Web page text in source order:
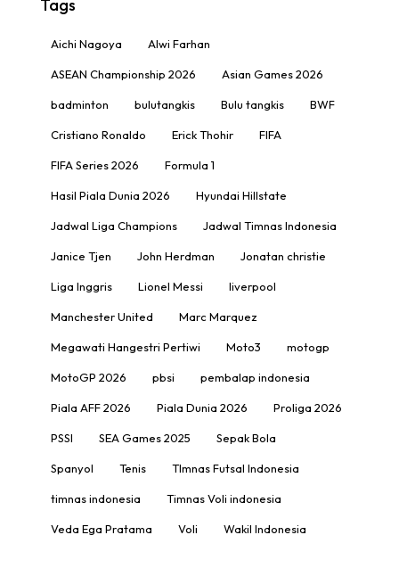
Tags
Aichi Nagoya Alwi Farhan
ASEAN Championship 2026 Asian Games 2026
badminton bulutangkis Bulu tangkis BWF
Cristiano Ronaldo Erick Thohir FIFA
FIFA Series 2026 Formula 1
Hasil Piala Dunia 2026 Hyundai Hillstate
Jadwal Liga Champions Jadwal Timnas Indonesia
Janice Tjen John Herdman Jonatan christie
Liga Inggris Lionel Messi liverpool
Manchester United Marc Marquez
Megawati Hangestri Pertiwi Moto3 motogp
MotoGP 2026 pbsi pembalap indonesia
Piala AFF 2026 Piala Dunia 2026 Proliga 2026
PSSI SEA Games 2025 Sepak Bola
Spanyol Tenis TImnas Futsal Indonesia
timnas indonesia Timnas Voli indonesia
Veda Ega Pratama Voli Wakil Indonesia